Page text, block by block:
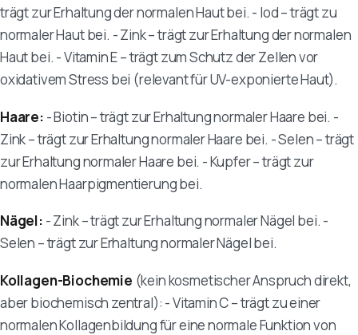
trägt zur Erhaltung der normalen Haut bei. - Iod – trägt zu
normaler Haut bei. - Zink – trägt zur Erhaltung der normalen
Haut bei. - Vitamin E – trägt zum Schutz der Zellen vor
oxidativem Stress bei (relevant für UV-exponierte Haut).
Haare: - Biotin – trägt zur Erhaltung normaler Haare bei. -
Zink – trägt zur Erhaltung normaler Haare bei. - Selen – trägt
zur Erhaltung normaler Haare bei. - Kupfer – trägt zur
normalen Haarpigmentierung bei.
Nägel: - Zink – trägt zur Erhaltung normaler Nägel bei. -
Selen – trägt zur Erhaltung normaler Nägel bei.
Kollagen-Biochemie (kein kosmetischer Anspruch direkt,
aber biochemisch zentral): - Vitamin C – trägt zu einer
normalen Kollagenbildung für eine normale Funktion von